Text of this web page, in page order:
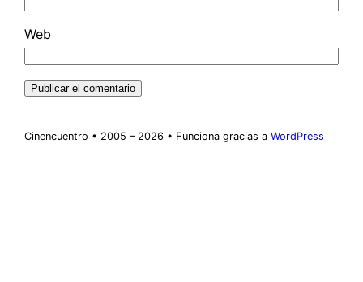
Web
Cinencuentro • 2005 – 2026 • Funciona gracias aWordPress